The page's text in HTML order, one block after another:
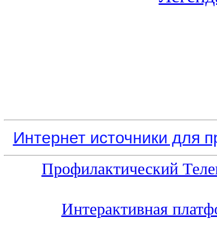
Интернет источники для
Профилактический
Интерактивная